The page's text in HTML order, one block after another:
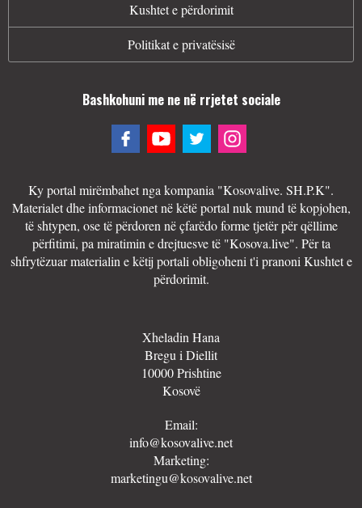
Kushtet e përdorimit
Politikat e privatësisë
Bashkohuni me ne në rrjetet sociale
Ky portal mirëmbahet nga kompania "Kosovalive. SH.P.K".
Materialet dhe informacionet në këtë portal nuk mund të kopjohen,
të shtypen, ose të përdoren në çfarëdo forme tjetër për qëllime
përfitimi, pa miratimin e drejtuesve të "Kosova.live". Për ta
shfrytëzuar materialin e këtij portali obligoheni t'i pranoni Kushtet e
përdorimit.
Xheladin Hana
Bregu i Diellit
10000 Prishtine
Kosovë
Email:
info@kosovalive.net
Marketing:
marketingu@kosovalive.net